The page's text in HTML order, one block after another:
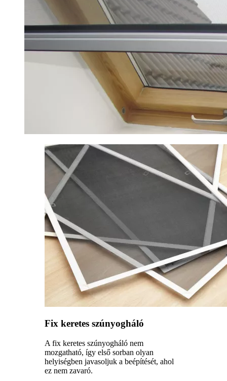
Fix keretes szúnyogháló
A fix keretes szúnyogháló nem
mozgatható, így első sorban olyan
helyiségben javasoljuk a beépítését, ahol
ez nem zavaró.